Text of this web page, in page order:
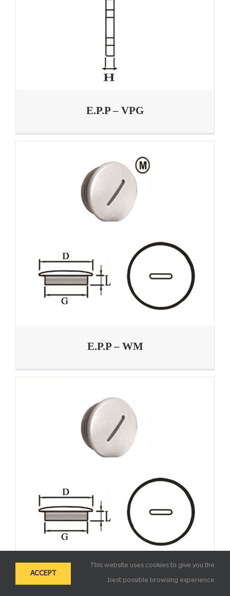
E.P.P – VPG
E.P.P – WM
E.P.P – WPG
This website uses cookies to give you the
best possible browsing experience.
ACCEPT